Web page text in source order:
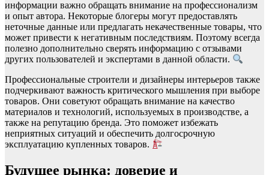
информации важно обращать внимание на профессионализм
и опыт автора. Некоторые блогеры могут предоставлять
неточные данные или предлагать некачественные товары, что
может привести к негативным последствиям. Поэтому всегда
полезно дополнительно сверять информацию с отзывами
других пользователей и экспертами в данной области.
Профессиональные строители и дизайнеры интерьеров также
подчеркивают важность критического мышления при выборе
товаров. Они советуют обращать внимание на качество
материалов и технологий, используемых в производстве, а
также на репутацию бренда. Это поможет избежать
неприятных ситуаций и обеспечить долгосрочную
эксплуатацию купленных товаров.
Будущее рынка: доверие и